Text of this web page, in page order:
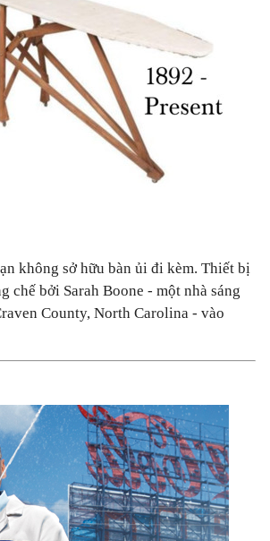
không sở hữu bàn ủi đi kèm. Thiết bị
chế bởi Sarah Boone - một nhà sáng
County, North Carolina - vào